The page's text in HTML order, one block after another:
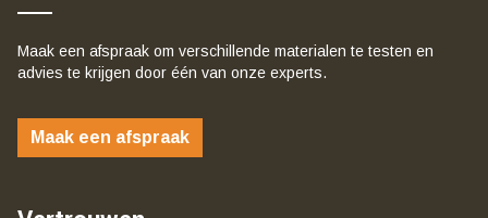
Maak een afspraak om verschillende materialen te testen en
advies te krijgen door één van onze experts.
Maak een afspraak